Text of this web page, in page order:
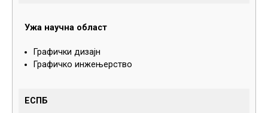
Ужа научна област
Графички дизајн
Графичко инжењерство
ЕСПБ